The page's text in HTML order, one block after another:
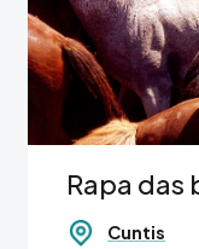
Rapa das
Cuntis